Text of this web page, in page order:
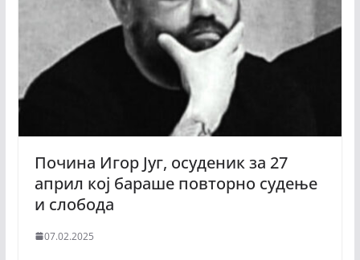
Почина Игор Југ, осуденик за 27
април кој бараше повторно судење
и слобода
07.02.2025